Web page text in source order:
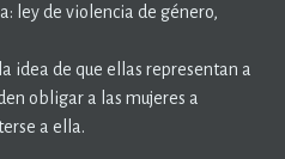
ley de violencia de género,
idea de que ellas representan a
obligar a las mujeres a
a ella.